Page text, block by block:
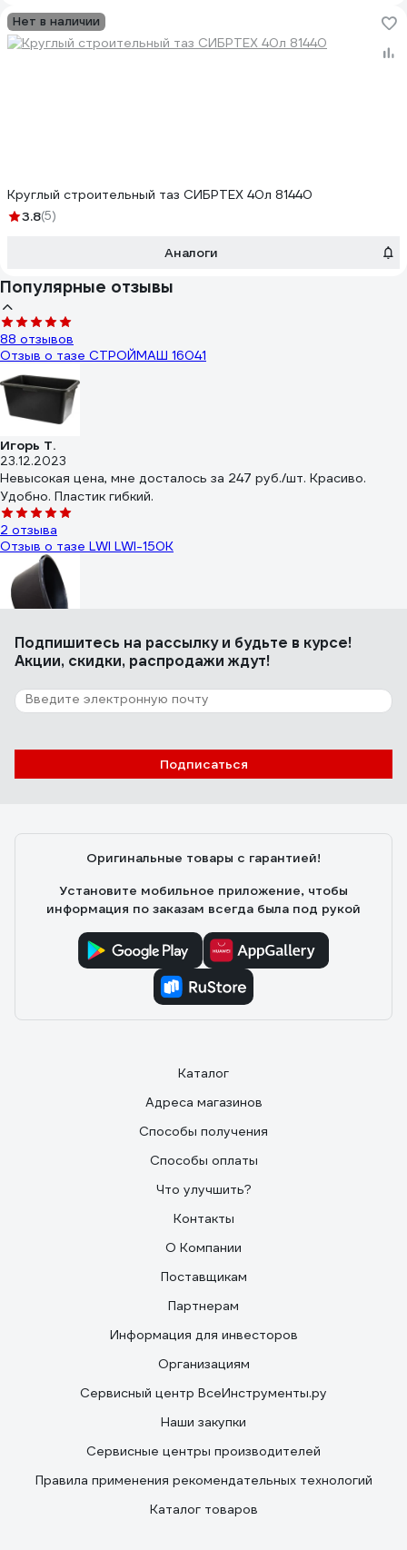
Нет в наличии
Круглый строительный таз СИБРТЕХ 40л 81440
3.8(5)
Аналоги
Популярные отзывы
88 отзывов
Отзыв о тазе СТРОЙМАШ 16041
Игорь Т.
23.12.2023
Невысокая цена, мне досталось за 247 руб./шт. Красиво.
Удобно. Пластик гибкий.
2 отзыва
Отзыв о тазе LWI LWI-150К
Андрей П.
24.07.2024
Отличный таз. Прочный пластик, без запаха.
74 отзыва
Для тех кто плетет кашпо из ротанга, сибртех таз 40л , таз
30л и ведро 20л
Подпишитесь на рассылкуи будьте в курсе!
Акции, скидки, распродажи ждут!
Подписаться
Оригинальные товары с гарантией!
Установите мобильное приложение, чтобы
информация по заказам всегда была под рукой
Каталог
Адреса магазинов
Способы получения
Способы оплаты
Что улучшить?
Контакты
О Компании
Поставщикам
Партнерам
Информация для инвесторов
Организациям
Сервисный центр ВсеИнструменты.ру
Наши закупки
Сервисные центры производителей
Правила применения рекомендательных технологий
Каталог товаров